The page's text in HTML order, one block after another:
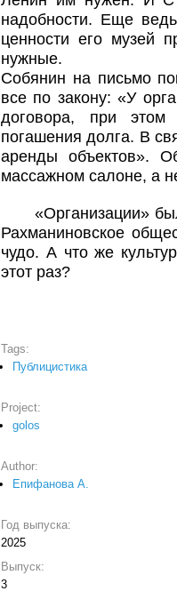
надобности. Еще
ценности его музей
нужные.
Собянин на письмо
все по закону: «У
договора, при этом
погашения долга. В
аренды объектов».
массажном салоне, а
«Организации»
Рахманиновское
чудо. А что же
этот раз?
Tags:
Публицистика
Project:
golos
Author:
Епифанова А.
Год выпуска:
2025
Выпуск:
3